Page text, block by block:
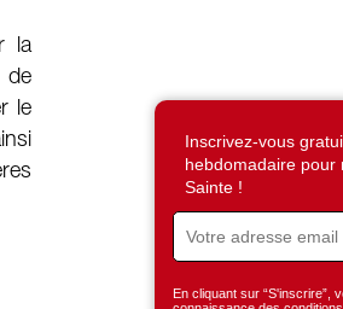
la
de
le
Inscrivez-vous
hebdomadaire pour
Sainte !
En cliquant sur “S'inscrire”,